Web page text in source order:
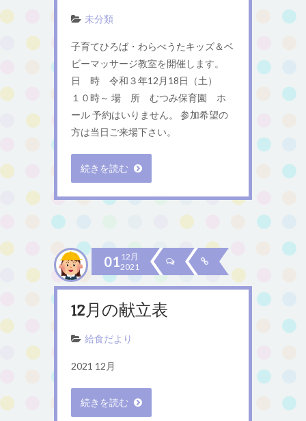
未分類
子育てひろば・わらべうたキッズ＆ベ
ビーマッサージ教室を開催します。
日 時 令和３年12月18日（土）
１０時～ 場 所 むつみ保育園 ホ
ール 予約はいりません。 参加希望の
方は当日ご来場下さい。
続きを読む
01 12月
2021
12月の献立表
給食だより
2021 12月
続きを読む